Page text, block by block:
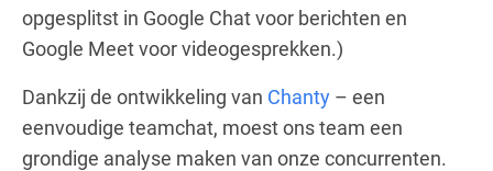
opgesplitst in Google Chat voor berichten en
Google Meet voor videogesprekken.)
Dankzij de ontwikkeling van Chanty – een
eenvoudige teamchat, moest ons team een
grondige analyse maken van onze concurrenten.